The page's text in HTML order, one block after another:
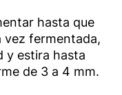
hasta que
vez fermentada,
y estira hasta
de 3 a 4 mm.